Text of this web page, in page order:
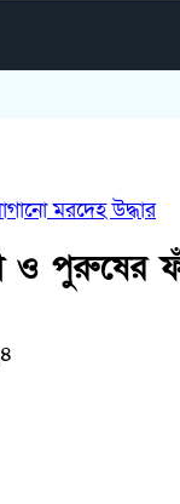
মরদেহ উদ্ধার
ও পুরুষের